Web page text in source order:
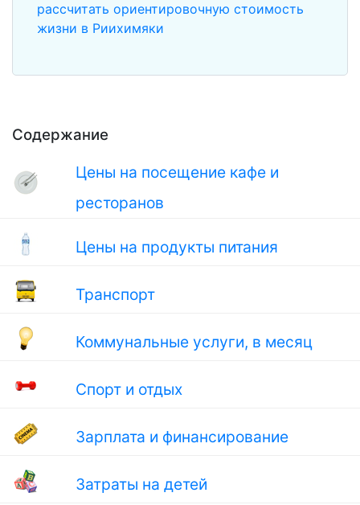
Содержание
Цены на посещение кафе и
ресторанов
Цены на продукты питания
Транспорт
Коммунальные услуги, в месяц
Спорт и отдых
Зарплата и финансирование
Затраты на детей
рассчитать ориентировочную стоимость
жизни в Риихимяки